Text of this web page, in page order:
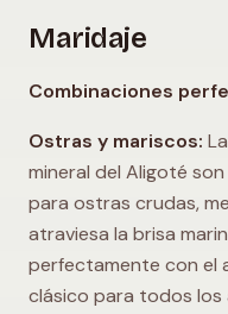
Maridaje
Combinaciones
Ostras y mariscos:
mineral del Aligoté
para ostras crudas,
atraviesa la brisa
perfectamente con el
clásico para todos los